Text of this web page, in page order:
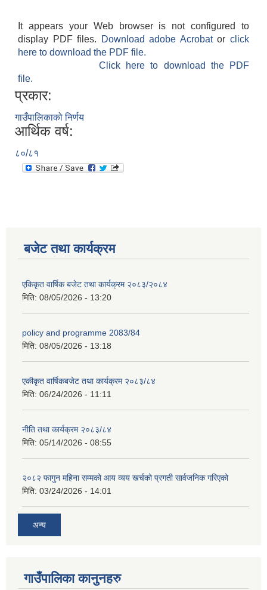
It appears your Web browser is not configured to
display PDF files.
Download adobe Acrobatorclick
here to download the PDF file.
Click here to download the PDF
file.
प्रकार:
गाउँपालिकाको निर्णय
आर्थिक वर्ष:
८०/८१
बजेट तथा कार्यक्रम
एकिकृत वार्षिक बजेट तथा कार्यक्रम २०८३/२०८४
मिति: 08/05/2026 - 13:20
policy and programme 2083/84
मिति: 08/05/2026 - 13:18
एकीकृत वार्षिकबजेट तथा कार्यक्रम २०८३/८४
मिति: 06/24/2026 - 11:11
नीति तथा कार्यक्रम २०८३/८४
मिति: 05/14/2026 - 08:55
२०८२ फागुन महिना सम्मको आय व्यय खर्चको प्रगती सार्वजनिक गरिएको
मिति: 03/24/2026 - 14:01
अन्य
गाउँपालिका कानुनहरु